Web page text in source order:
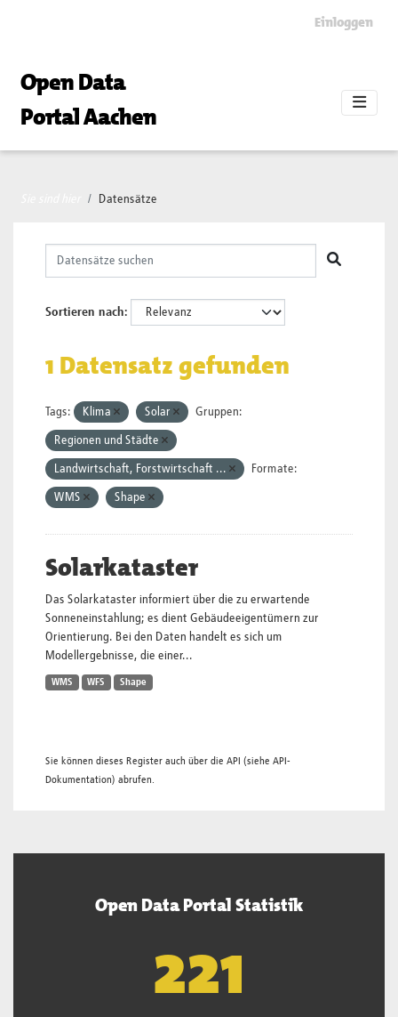
Einloggen
Open Data
Portal Aachen
Datensätze
Sortieren nach
1 Datensatz gefunden
Tags: Klima Solar Gruppen:
Regionen und Städte
Landwirtschaft, Forstwirtschaft ... Formate:
WMS Shape
Solarkataster
Das Solarkataster informiert über die zu erwartende
Sonneneinstahlung; es dient Gebäudeeigentümern zur
Orientierung. Bei den Daten handelt es sich um
Modellergebnisse, die einer...
WMS WFS Shape
Sie können dieses Register auch über die API (siehe API-
Dokumentation) abrufen.
Open Data Portal Statistik
222